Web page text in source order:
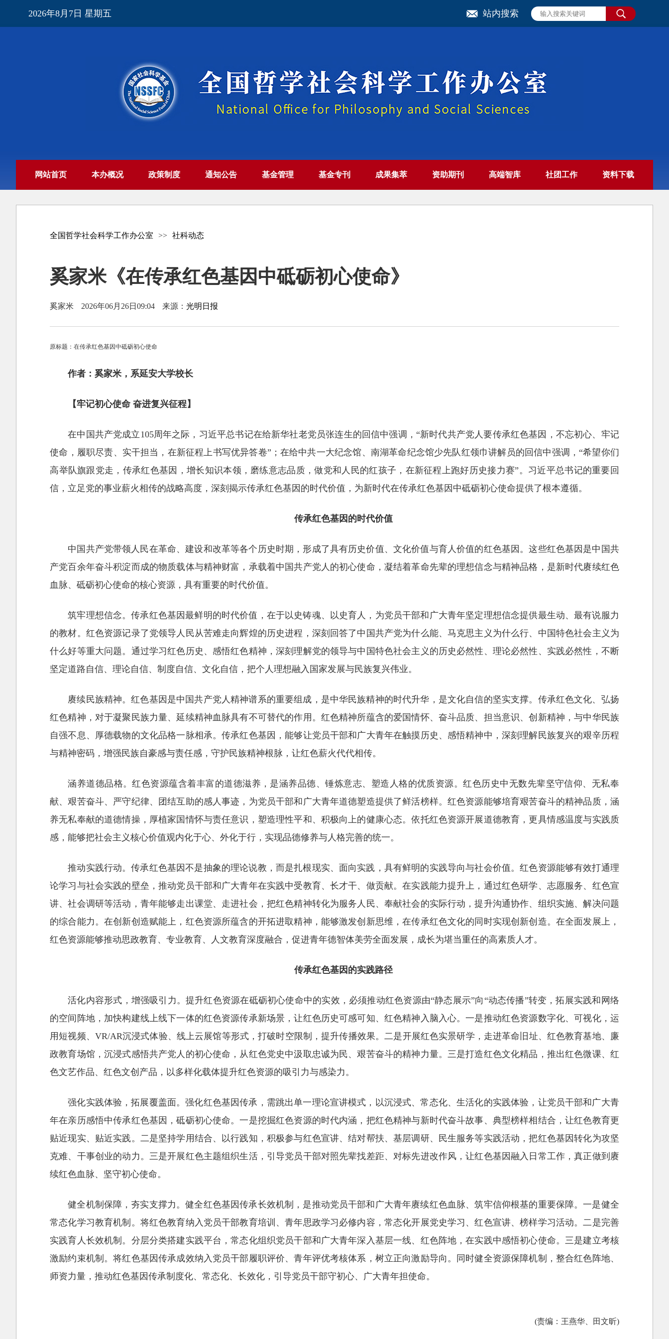
2026年8月7日 星期五 站内搜索
网站首页 本办概况 政策制度 通知公告 基金管理 基金专刊 成果集萃 资助期刊 高端智库 社团工作 资料下载
全国哲学社会科学工作办公室 >> 社科动态
奚家米《在传承红色基因中砥砺初心使命》
奚家米 2026年06月26日09:04 来源：光明日报
原标题：在传承红色基因中砥砺初心使命
作者：奚家米，系延安大学校长
【牢记初心使命 奋进复兴征程】
在中国共产党成立105周年之际，习近平总书记在给新华社老党员张连生的回信中强调，“新时代共产党人要传承红色基因，不忘初心、牢记
使命，履职尽责、实干担当，在新征程上书写优异答卷”；在给中共一大纪念馆、南湖革命纪念馆少先队红领巾讲解员的回信中强调，“希望你们
高举队旗跟党走，传承红色基因，增长知识本领，磨练意志品质，做党和人民的红孩子，在新征程上跑好历史接力赛”。习近平总书记的重要回
信，立足党的事业薪火相传的战略高度，深刻揭示传承红色基因的时代价值，为新时代在传承红色基因中砥砺初心使命提供了根本遵循。
传承红色基因的时代价值
中国共产党带领人民在革命、建设和改革等各个历史时期，形成了具有历史价值、文化价值与育人价值的红色基因。这些红色基因是中国共
产党百余年奋斗积淀而成的物质载体与精神财富，承载着中国共产党人的初心使命，凝结着革命先辈的理想信念与精神品格，是新时代赓续红色
血脉、砥砺初心使命的核心资源，具有重要的时代价值。
筑牢理想信念。传承红色基因最鲜明的时代价值，在于以史铸魂、以史育人，为党员干部和广大青年坚定理想信念提供最生动、最有说服力
的教材。红色资源记录了党领导人民从苦难走向辉煌的历史进程，深刻回答了中国共产党为什么能、马克思主义为什么行、中国特色社会主义为
什么好等重大问题。通过学习红色历史、感悟红色精神，深刻理解党的领导与中国特色社会主义的历史必然性、理论必然性、实践必然性，不断
坚定道路自信、理论自信、制度自信、文化自信，把个人理想融入国家发展与民族复兴伟业。
赓续民族精神。红色基因是中国共产党人精神谱系的重要组成，是中华民族精神的时代升华，是文化自信的坚实支撑。传承红色文化、弘扬
红色精神，对于凝聚民族力量、延续精神血脉具有不可替代的作用。红色精神所蕴含的爱国情怀、奋斗品质、担当意识、创新精神，与中华民族
自强不息、厚德载物的文化品格一脉相承。传承红色基因，能够让党员干部和广大青年在触摸历史、感悟精神中，深刻理解民族复兴的艰辛历程
与精神密码，增强民族自豪感与责任感，守护民族精神根脉，让红色薪火代代相传。
涵养道德品格。红色资源蕴含着丰富的道德滋养，是涵养品德、锤炼意志、塑造人格的优质资源。红色历史中无数先辈坚守信仰、无私奉
献、艰苦奋斗、严守纪律、团结互助的感人事迹，为党员干部和广大青年道德塑造提供了鲜活榜样。红色资源能够培育艰苦奋斗的精神品质，涵
养无私奉献的道德情操，厚植家国情怀与责任意识，塑造理性平和、积极向上的健康心态。依托红色资源开展道德教育，更具情感温度与实践质
感，能够把社会主义核心价值观内化于心、外化于行，实现品德修养与人格完善的统一。
推动实践行动。传承红色基因不是抽象的理论说教，而是扎根现实、面向实践，具有鲜明的实践导向与社会价值。红色资源能够有效打通理
论学习与社会实践的壁垒，推动党员干部和广大青年在实践中受教育、长才干、做贡献。在实践能力提升上，通过红色研学、志愿服务、红色宣
讲、社会调研等活动，青年能够走出课堂、走进社会，把红色精神转化为服务人民、奉献社会的实际行动，提升沟通协作、组织实施、解决问题
的综合能力。在创新创造赋能上，红色资源所蕴含的开拓进取精神，能够激发创新思维，在传承红色文化的同时实现创新创造。在全面发展上，
红色资源能够推动思政教育、专业教育、人文教育深度融合，促进青年德智体美劳全面发展，成长为堪当重任的高素质人才。
传承红色基因的实践路径
活化内容形式，增强吸引力。提升红色资源在砥砺初心使命中的实效，必须推动红色资源由“静态展示”向“动态传播”转变，拓展实践和网络
的空间阵地，加快构建线上线下一体的红色资源传承新场景，让红色历史可感可知、红色精神入脑入心。一是推动红色资源数字化、可视化，运
用短视频、VR/AR沉浸式体验、线上云展馆等形式，打破时空限制，提升传播效果。二是开展红色实景研学，走进革命旧址、红色教育基地、廉
政教育场馆，沉浸式感悟共产党人的初心使命，从红色党史中汲取忠诚为民、艰苦奋斗的精神力量。三是打造红色文化精品，推出红色微课、红
色文艺作品、红色文创产品，以多样化载体提升红色资源的吸引力与感染力。
强化实践体验，拓展覆盖面。强化红色基因传承，需跳出单一理论宣讲模式，以沉浸式、常态化、生活化的实践体验，让党员干部和广大青
年在亲历感悟中传承红色基因，砥砺初心使命。一是挖掘红色资源的时代内涵，把红色精神与新时代奋斗故事、典型榜样相结合，让红色教育更
贴近现实、贴近实践。二是坚持学用结合、以行践知，积极参与红色宣讲、结对帮扶、基层调研、民生服务等实践活动，把红色基因转化为攻坚
克难、干事创业的动力。三是开展红色主题组织生活，引导党员干部对照先辈找差距、对标先进改作风，让红色基因融入日常工作，真正做到赓
续红色血脉、坚守初心使命。
健全机制保障，夯实支撑力。健全红色基因传承长效机制，是推动党员干部和广大青年赓续红色血脉、筑牢信仰根基的重要保障。一是健全
常态化学习教育机制。将红色教育纳入党员干部教育培训、青年思政学习必修内容，常态化开展党史学习、红色宣讲、榜样学习活动。二是完善
实践育人长效机制。分层分类搭建实践平台，常态化组织党员干部和广大青年深入基层一线、红色阵地，在实践中感悟初心使命。三是建立考核
激励约束机制。将红色基因传承成效纳入党员干部履职评价、青年评优考核体系，树立正向激励导向。同时健全资源保障机制，整合红色阵地、
师资力量，推动红色基因传承制度化、常态化、长效化，引导党员干部守初心、广大青年担使命。
(责编：王燕华、田文昕)